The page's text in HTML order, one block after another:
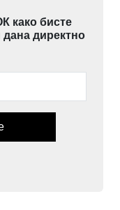
како бисте
дана директно